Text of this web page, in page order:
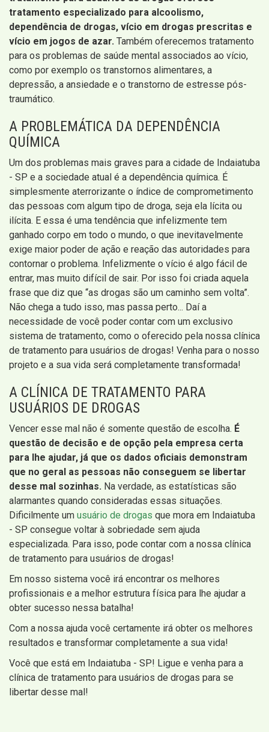
tratamento especializado para alcoolismo,
dependência de drogas, vício em drogas prescritas e
vício em jogos de azar. Também oferecemos tratamento
para os problemas de saúde mental associados ao vício,
como por exemplo os transtornos alimentares, a
depressão, a ansiedade e o transtorno de estresse pós-
traumático.
A PROBLEMÁTICA DA DEPENDÊNCIA
QUÍMICA
Um dos problemas mais graves para a cidade de Indaiatuba
- SP e a sociedade atual é a dependência química. É
simplesmente aterrorizante o índice de comprometimento
das pessoas com algum tipo de droga, seja ela lícita ou
ilícita. E essa é uma tendência que infelizmente tem
ganhado corpo em todo o mundo, o que inevitavelmente
exige maior poder de ação e reação das autoridades para
contornar o problema. Infelizmente o vício é algo fácil de
entrar, mas muito difícil de sair. Por isso foi criada aquela
frase que diz que “as drogas são um caminho sem volta”.
Não chega a tudo isso, mas passa perto... Daí a
necessidade de você poder contar com um exclusivo
sistema de tratamento, como o oferecido pela nossa clínica
de tratamento para usuários de drogas! Venha para o nosso
projeto e a sua vida será completamente transformada!
A CLÍNICA DE TRATAMENTO PARA
USUÁRIOS DE DROGAS
Vencer esse mal não é somente questão de escolha. É
questão de decisão e de opção pela empresa certa
para lhe ajudar, já que os dados oficiais demonstram
que no geral as pessoas não conseguem se libertar
desse mal sozinhas. Na verdade, as estatísticas são
alarmantes quando consideradas essas situações.
Dificilmente um usuário de drogas que mora em Indaiatuba
- SP consegue voltar à sobriedade sem ajuda
especializada. Para isso, pode contar com a nossa clínica
de tratamento para usuários de drogas!
Em nosso sistema você irá encontrar os melhores
profissionais e a melhor estrutura física para lhe ajudar a
obter sucesso nessa batalha!
Com a nossa ajuda você certamente irá obter os melhores
resultados e transformar completamente a sua vida!
Você que está em Indaiatuba - SP! Ligue e venha para a
clínica de tratamento para usuários de drogas para se
libertar desse mal!